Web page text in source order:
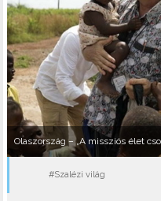
Olaszország – „A missziós élet
#Szalézi világ